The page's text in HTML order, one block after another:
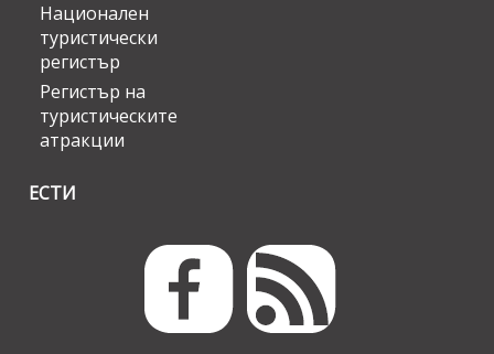
Национален
туристически
регистър
Регистър на
туристическите
атракции
ЕСТИ